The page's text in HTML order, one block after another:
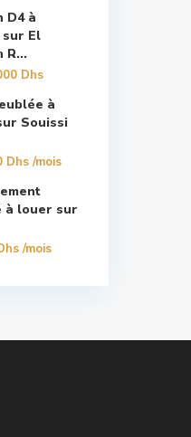
D4 à
El
R...
Dhs
à
Souissi
Dhs/mois
à louer sur
/mois